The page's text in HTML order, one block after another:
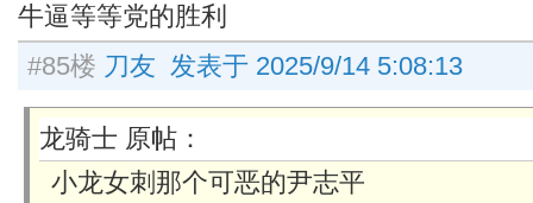
牛逼等等党的胜利
#85楼 刀友 发表于 2025/9/14 5:08:13
龙骑士 原帖：
小龙女刺那个可恶的尹志平